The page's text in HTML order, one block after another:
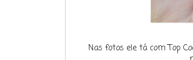
Nas fotos ele tá com Top